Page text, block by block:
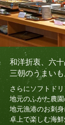
和洋折衷、六
三朝のうまいも
さらにソフトドリ
地元のふかた農
地元漁港のお刺
卓上で楽しむ海鮮